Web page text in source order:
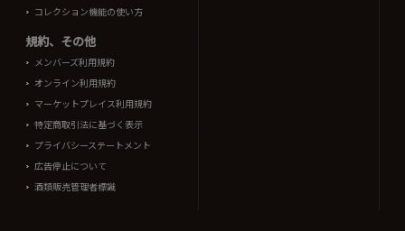
コレクション機能の使い方
規約、その他
メンバーズ利用規約
オンライン利用規約
マーケットプレイス利用規約
特定商取引法に基づく表示
プライバシーステートメント
広告停止について
酒類販売管理者標識